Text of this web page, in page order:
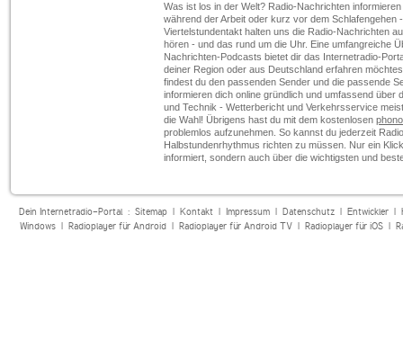
Was ist los in der Welt? Radio-Nachrichten
während der Arbeit oder kurz vor dem Schlafengehen
Viertelstundentakt halten uns die Radio-Nachrichten
hören - und das rund um die Uhr. Eine umfangreiche
Nachrichten-Podcasts bietet dir das Internetradio-
deiner Region oder aus Deutschland erfahren
findest du den passenden Sender und die passende
informieren dich online gründlich und umfassend
und Technik - Wetterbericht und Verkehrsservice
die Wahl! Übrigens hast du mit dem kostenlosen
problemlos aufzunehmen. So kannst du jederzeit
Halbstundenrhythmus richten zu müssen. Nur ein
informiert, sondern auch über die wichtigsten und
Dein Internetradio-Portal : Sitemap| Kontakt| Impressum| Datenschutz| Entwickler|
Windows| Radioplayer für Android| Radioplayer für Android TV| Radioplayer für iOS|